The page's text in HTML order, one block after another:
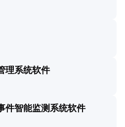
理系统软件
件智能监测系统软件